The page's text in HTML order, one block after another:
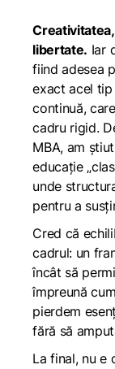
libertate. Iar
fiind adesea
exact acel tip
continuă,
cadru rigid.
MBA, am
educație
unde
pentru a
Cred că
cadrul: un
încât să
împreună
pierdem
fără să
La final, nu e